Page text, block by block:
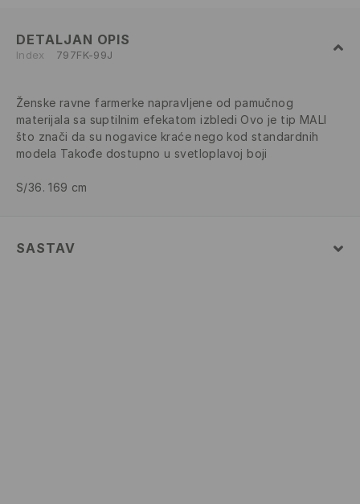
DETALJAN OPIS
Index 797FK-99J
Ženske ravne farmerke napravljene od pamučnog
materijala sa suptilnim efekatom izbledi Ovo je tip MALI
što znači da su nogavice kraće nego kod standardnih
modela Takođe dostupno u svetloplavoj boji
S/36. 169 cm
SASTAV